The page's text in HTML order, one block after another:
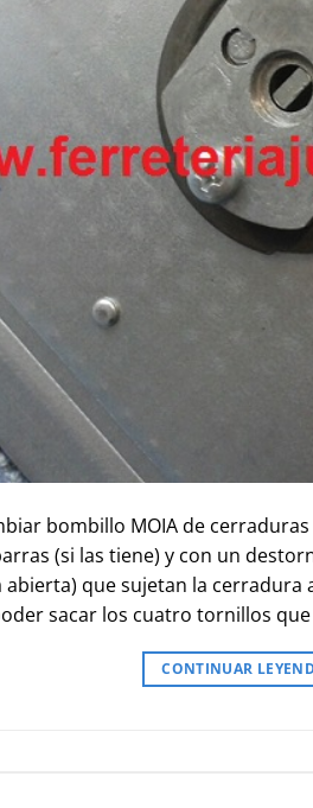
bombillo MOIA de
(si las tiene) y con un
que sujetan la
sacar los cuatro tornillos
CONTINUAR